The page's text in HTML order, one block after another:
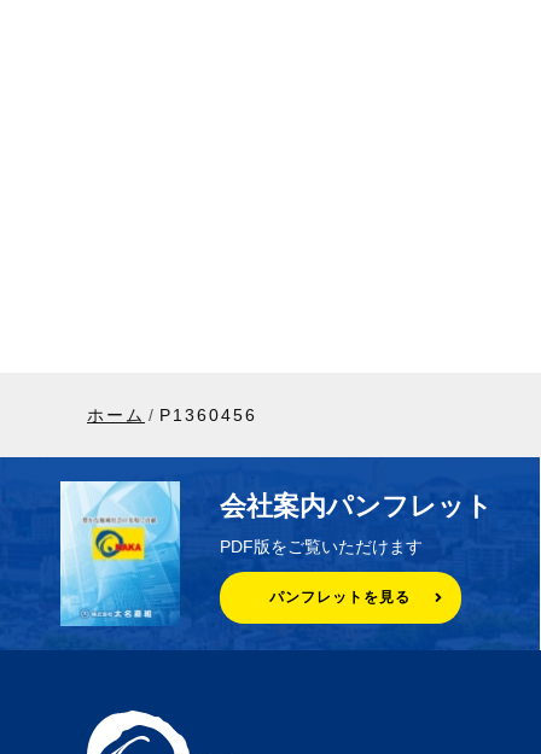
ホーム P1360456
会社案内パンフレット
PDF版をご覧いただけます
パンフレットを見る